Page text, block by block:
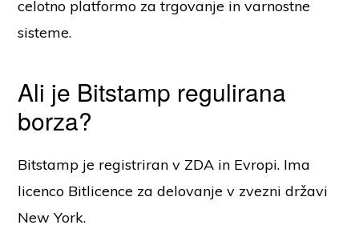
celotno platformo za trgovanje in varnostne
sisteme.
Ali je Bitstamp regulirana
borza?
Bitstamp je registriran v ZDA in Evropi. Ima
licenco Bitlicence za delovanje v zvezni državi
New York.